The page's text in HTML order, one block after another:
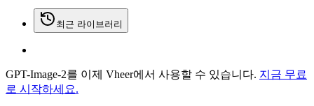
최근 라이브러리
GPT-Image-2를 이제 Vheer에서 사용할 수 있습니다. 지금 무료
로 시작하세요.